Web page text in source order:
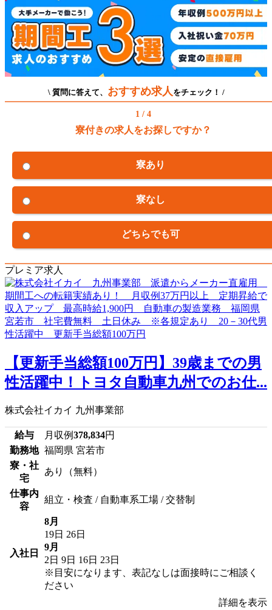
\ 質問に答えて、 おすすめ求人をチェック！ /
1 / 4
寮付きの求人をお探しですか？
寮あり
寮なし
どちらでも可
プレミア求人
【更新手当総額100万円】39歳までの男
性活躍中！トヨタ自動車九州でのお仕...
株式会社イカイ 九州事業部
給与 月収例378,834円
勤務地 福岡県 宮若市
寮・社
宅
あり（無料）
仕事内
容
組立・検査 / 自動車系工場 / 交替制
入社日
8月
19日 26日
9月
2日 9日 16日 23日
※目安になります、表記なしは面接時にご相談く
ださい
詳細を表示